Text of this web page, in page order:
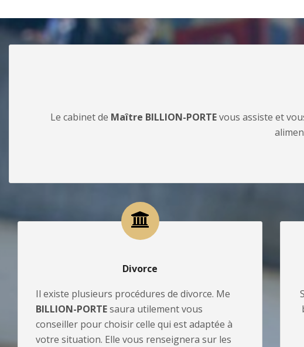
Le cabinet de Maître BILLION-PORTEvous assiste et
Divorce
Il existe plusieurs procédures de divorce. Me
BILLION-PORTEsaura utilement vous
conseiller pour choisir celle qui est adaptée à
votre situation. Elle vous renseignera sur les